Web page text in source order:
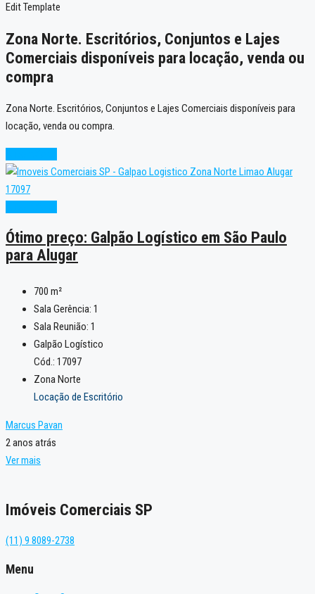
Edit Template
Zona Norte. Escritórios, Conjuntos e Lajes
Comerciais disponíveis para locação, venda ou
compra
Zona Norte. Escritórios, Conjuntos e Lajes Comerciais disponíveis para
locação, venda ou compra.
Ótimo preço: Galpão Logístico em São Paulo
para Alugar
700 m²
Sala Gerência: 1
Sala Reunião: 1
Galpão Logístico
Cód.: 17097
Zona Norte
Locação de Escritório
Marcus Pavan
2 anos atrás
Ver mais
Imóveis Comerciais SP
(11) 9 8089-2738
Menu